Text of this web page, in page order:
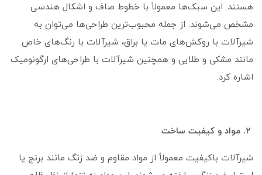
هستند. این سبک‌ها معمولاً با خطوط صاف و اشکال هندسی
مشخص می‌شوند. از جمله محبوب‌ترین طراحی‌ها می‌توان به
شیرآلات با روکش‌های مات یا براق، شیرآلات با رنگ‌های خاص
مانند مشکی و طلایی و همچنین شیرآلات با طراحی‌های ارگونومیک
اشاره کرد.
شیرآلات باکیفیت معمولاً از مواد مقاوم و ضد زنگ مانند برنج یا